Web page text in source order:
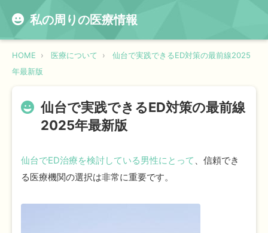
私の周りの医療情報
HOME 医療について
仙台で実践できるED対策の最前線2025
年最新版
仙台で実践できるED対策の最前線
2025年最新版
仙台でED治療を検討している男性にとって 、信頼でき
る医療機関の選択は非常に重要です。